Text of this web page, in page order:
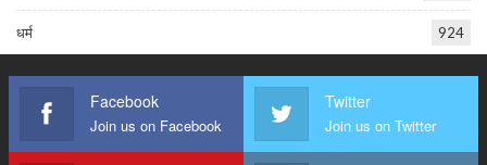
धर्म 924
Facebook
Join us on Facebook
Twitter
Join us on Twitter